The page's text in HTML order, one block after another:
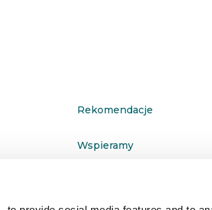
Rekomendacje
Wspieramy